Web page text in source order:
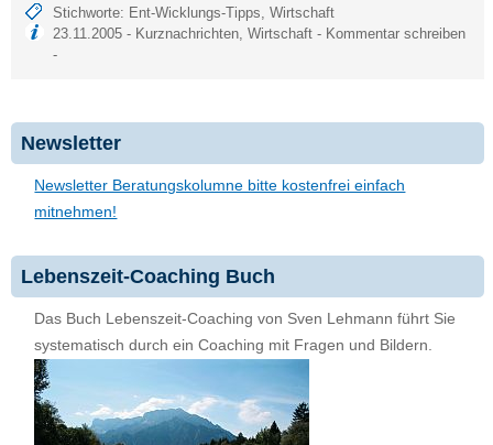
Stichworte: Ent-Wicklungs-Tipps ,Wirtschaft
23.11.2005 - Kurznachrichten ,Wirtschaft - Kommentar schreiben
-
Newsletter
Newsletter Beratungskolumne bitte kostenfrei einfach
mitnehmen!
Lebenszeit-Coaching Buch
Das Buch Lebenszeit-Coaching von Sven Lehmann führt Sie
systematisch durch ein Coaching mit Fragen und Bildern.